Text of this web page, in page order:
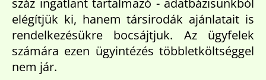
elégítjük ki, hanem társirodák ajánlatait is
rendelkezésükre bocsájtjuk. Az ügyfelek
számára ezen ügyintézés többletköltséggel
nem jár.